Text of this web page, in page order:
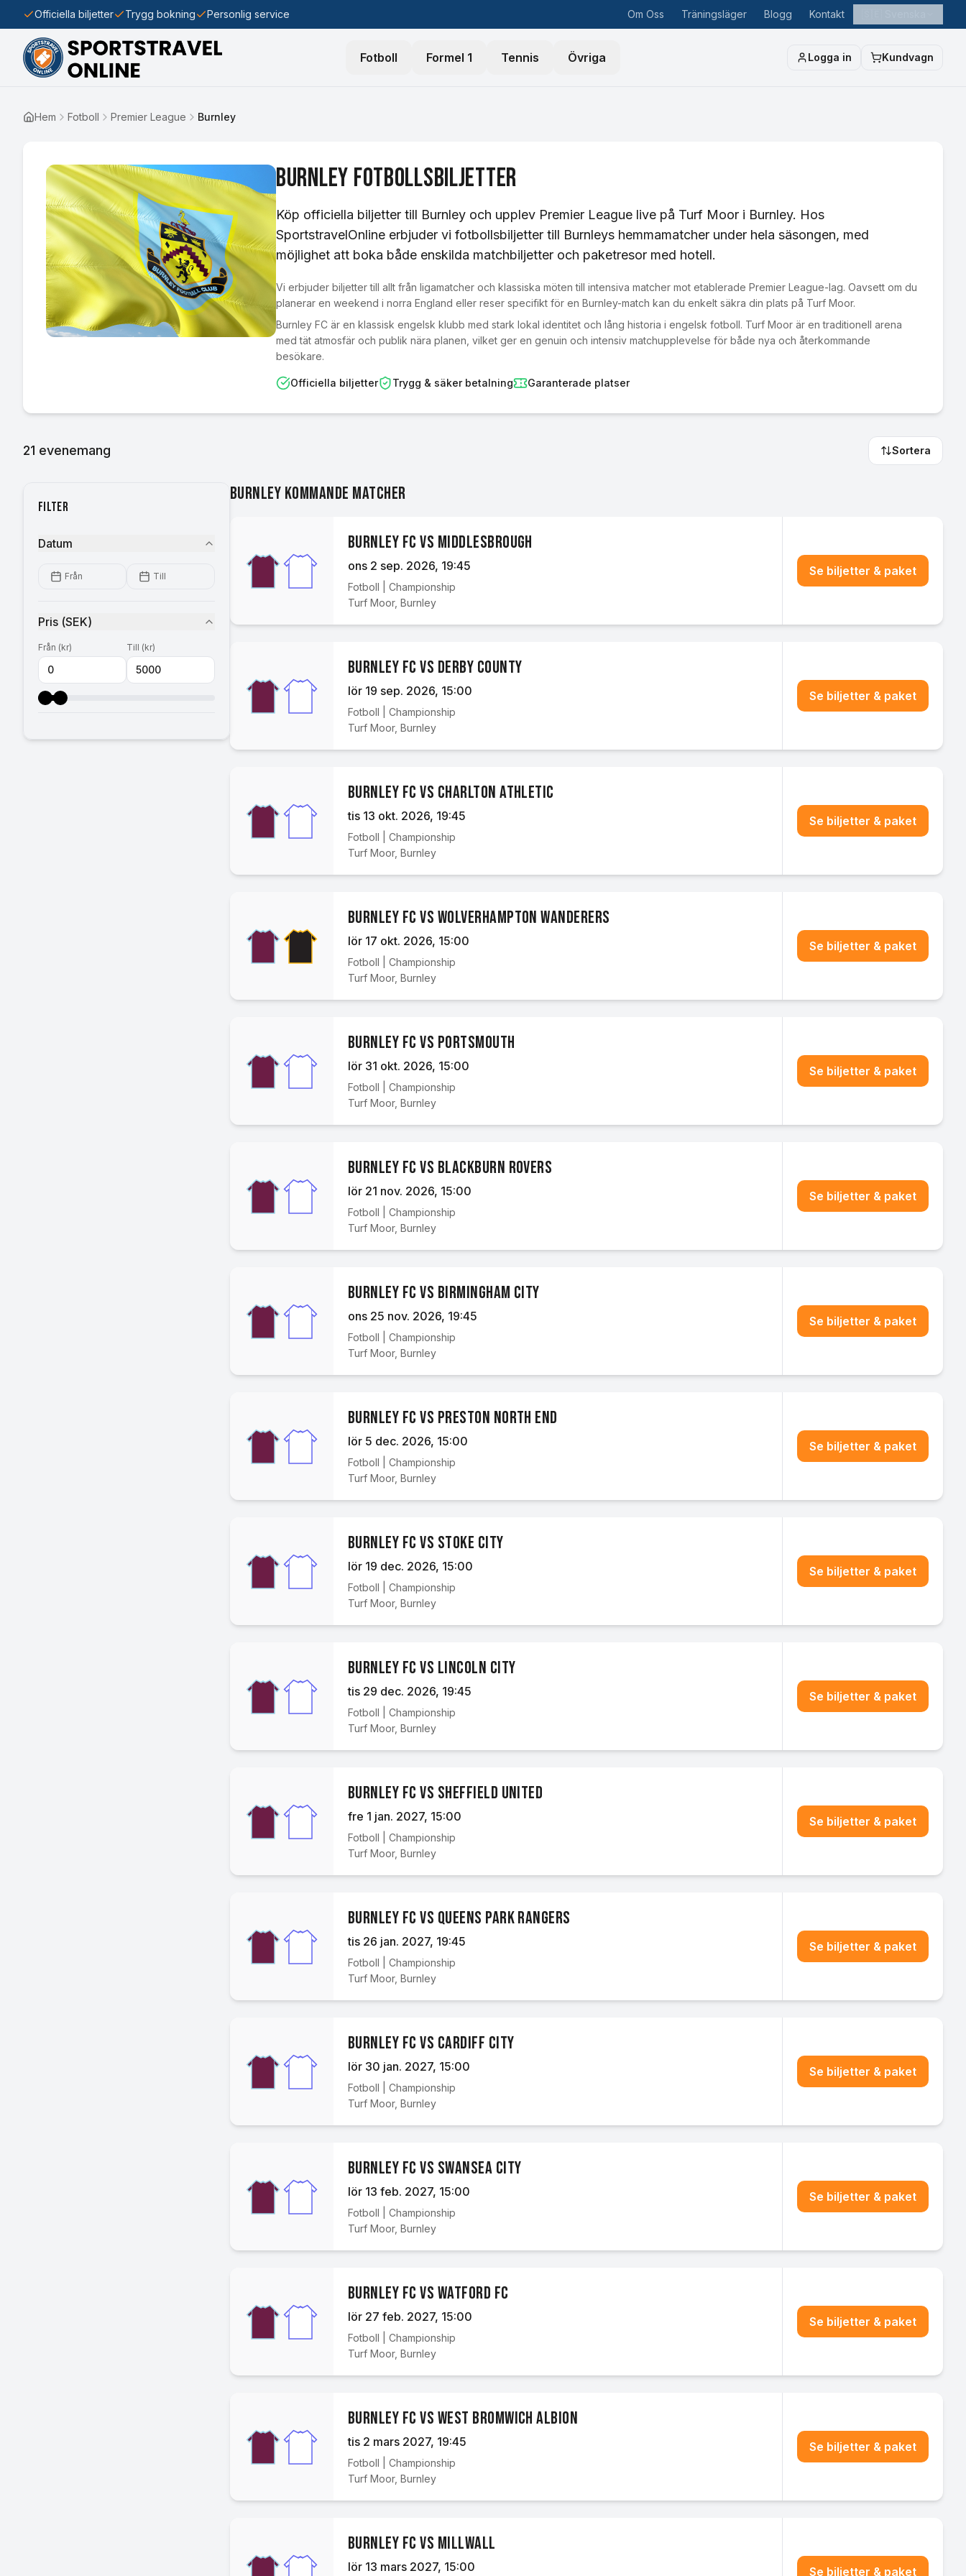
Officiella biljetter Trygg bokning Personlig service Om Oss Träningsläger Blogg Kontakt
Fotboll Formel 1 Tennis Övriga Logga in Kundvagn
Hem Fotboll Premier League Burnley
Burnley Fotbollsbiljetter
Köp officiella biljetter till Burnley och upplev Premier League live på Turf Moor i Burnley. Hos
SportstravelOnline erbjuder vi fotbollsbiljetter till Burnleys hemmamatcher under hela säsongen, med
möjlighet att boka både enskilda matchbiljetter och paketresor med hotell.
Vi erbjuder biljetter till allt från ligamatcher och klassiska möten till intensiva matcher mot etablerade Premier League-lag. Oavsett om du
planerar en weekend i norra England eller reser specifikt för en Burnley-match kan du enkelt säkra din plats på Turf Moor.
Burnley FC är en klassisk engelsk klubb med stark lokal identitet och lång historia i engelsk fotboll. Turf Moor är en traditionell arena
med tät atmosfär och publik nära planen, vilket ger en genuin och intensiv matchupplevelse för både nya och återkommande
besökare.
Officiella biljetter Trygg & säker betalning Garanterade platser
21 evenemang Sortera
Filter
Datum
Från Till
Pris (SEK)
Från (kr) Till (kr)
Burnley kommande matcher
Burnley FC vs Middlesbrough
ons 2 sep. 2026, 19:45
Fotboll
Championship
Turf Moor, Burnley
Se biljetter & paket
Burnley FC vs Derby County
lör 19 sep. 2026, 15:00
Fotboll
Championship
Turf Moor, Burnley
Se biljetter & paket
Burnley FC vs Charlton Athletic
tis 13 okt. 2026, 19:45
Fotboll
Championship
Turf Moor, Burnley
Se biljetter & paket
Burnley FC vs Wolverhampton Wanderers
lör 17 okt. 2026, 15:00
Fotboll
Championship
Turf Moor, Burnley
Se biljetter & paket
Burnley FC vs Portsmouth
lör 31 okt. 2026, 15:00
Fotboll
Championship
Turf Moor, Burnley
Se biljetter & paket
Burnley FC vs Blackburn Rovers
lör 21 nov. 2026, 15:00
Fotboll
Championship
Turf Moor, Burnley
Se biljetter & paket
Burnley FC vs Birmingham City
ons 25 nov. 2026, 19:45
Fotboll
Championship
Turf Moor, Burnley
Se biljetter & paket
Burnley FC vs Preston North End
lör 5 dec. 2026, 15:00
Fotboll
Championship
Turf Moor, Burnley
Se biljetter & paket
Burnley FC vs Stoke City
lör 19 dec. 2026, 15:00
Fotboll
Championship
Turf Moor, Burnley
Se biljetter & paket
Burnley FC vs Lincoln City
tis 29 dec. 2026, 19:45
Fotboll
Championship
Turf Moor, Burnley
Se biljetter & paket
Burnley FC vs Sheffield United
fre 1 jan. 2027, 15:00
Fotboll
Championship
Turf Moor, Burnley
Se biljetter & paket
Burnley FC vs Queens Park Rangers
tis 26 jan. 2027, 19:45
Fotboll
Championship
Turf Moor, Burnley
Se biljetter & paket
Burnley FC vs Cardiff City
lör 30 jan. 2027, 15:00
Fotboll
Championship
Turf Moor, Burnley
Se biljetter & paket
Burnley FC vs Swansea City
lör 13 feb. 2027, 15:00
Fotboll
Championship
Turf Moor, Burnley
Se biljetter & paket
Burnley FC vs Watford FC
lör 27 feb. 2027, 15:00
Fotboll
Championship
Turf Moor, Burnley
Se biljetter & paket
Burnley FC vs West Bromwich Albion
tis 2 mars 2027, 19:45
Fotboll
Championship
Turf Moor, Burnley
Se biljetter & paket
Burnley FC vs Millwall
lör 13 mars 2027, 15:00 Se biljetter & paket